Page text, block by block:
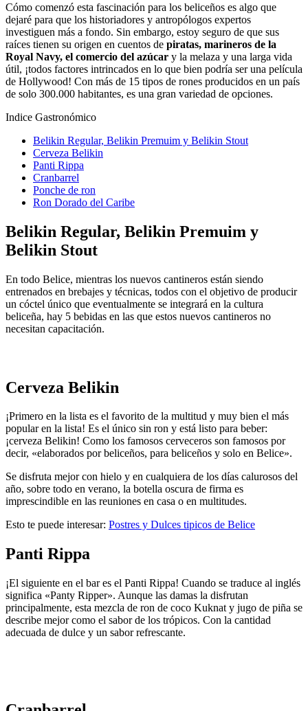
Cómo comenzó esta fascinación para los beliceños es algo que
dejaré para que los historiadores y antropólogos expertos
investiguen más a fondo. Sin embargo, estoy seguro de que sus
raíces tienen su origen en cuentos de piratas, marineros de la
Royal Navy, el comercio del azúcar y la melaza y una larga vida
útil, ¡todos factores intrincados en lo que bien podría ser una película
de Hollywood! Con más de 15 tipos de rones producidos en un país
de solo 300.000 habitantes, es una gran variedad de opciones.
Indice Gastronómico
Belikin Regular, Belikin Premuim y Belikin Stout
Cerveza Belikin
Panti Rippa
Cranbarrel
Ponche de ron
Ron Dorado del Caribe
Belikin Regular, Belikin Premuim y
Belikin Stout
En todo Belice, mientras los nuevos cantineros están siendo
entrenados en brebajes y técnicas, todos con el objetivo de producir
un cóctel único que eventualmente se integrará en la cultura
beliceña, hay 5 bebidas en las que estos nuevos cantineros no
necesitan capacitación.
Cerveza Belikin
¡Primero en la lista es el favorito de la multitud y muy bien el más
popular en la lista! Es el único sin ron y está listo para beber:
¡cerveza Belikin! Como los famosos cerveceros son famosos por
decir, «elaborados por beliceños, para beliceños y solo en Belice».
Se disfruta mejor con hielo y en cualquiera de los días calurosos del
año, sobre todo en verano, la botella oscura de firma es
imprescindible en las reuniones en casa o en multitudes.
Esto te puede interesar: Postres y Dulces tipicos de Belice
Panti Rippa
¡El siguiente en el bar es el Panti Rippa! Cuando se traduce al inglés
significa «Panty Ripper». Aunque las damas la disfrutan
principalmente, esta mezcla de ron de coco Kuknat y jugo de piña se
describe mejor como el sabor de los trópicos. Con la cantidad
adecuada de dulce y un sabor refrescante.